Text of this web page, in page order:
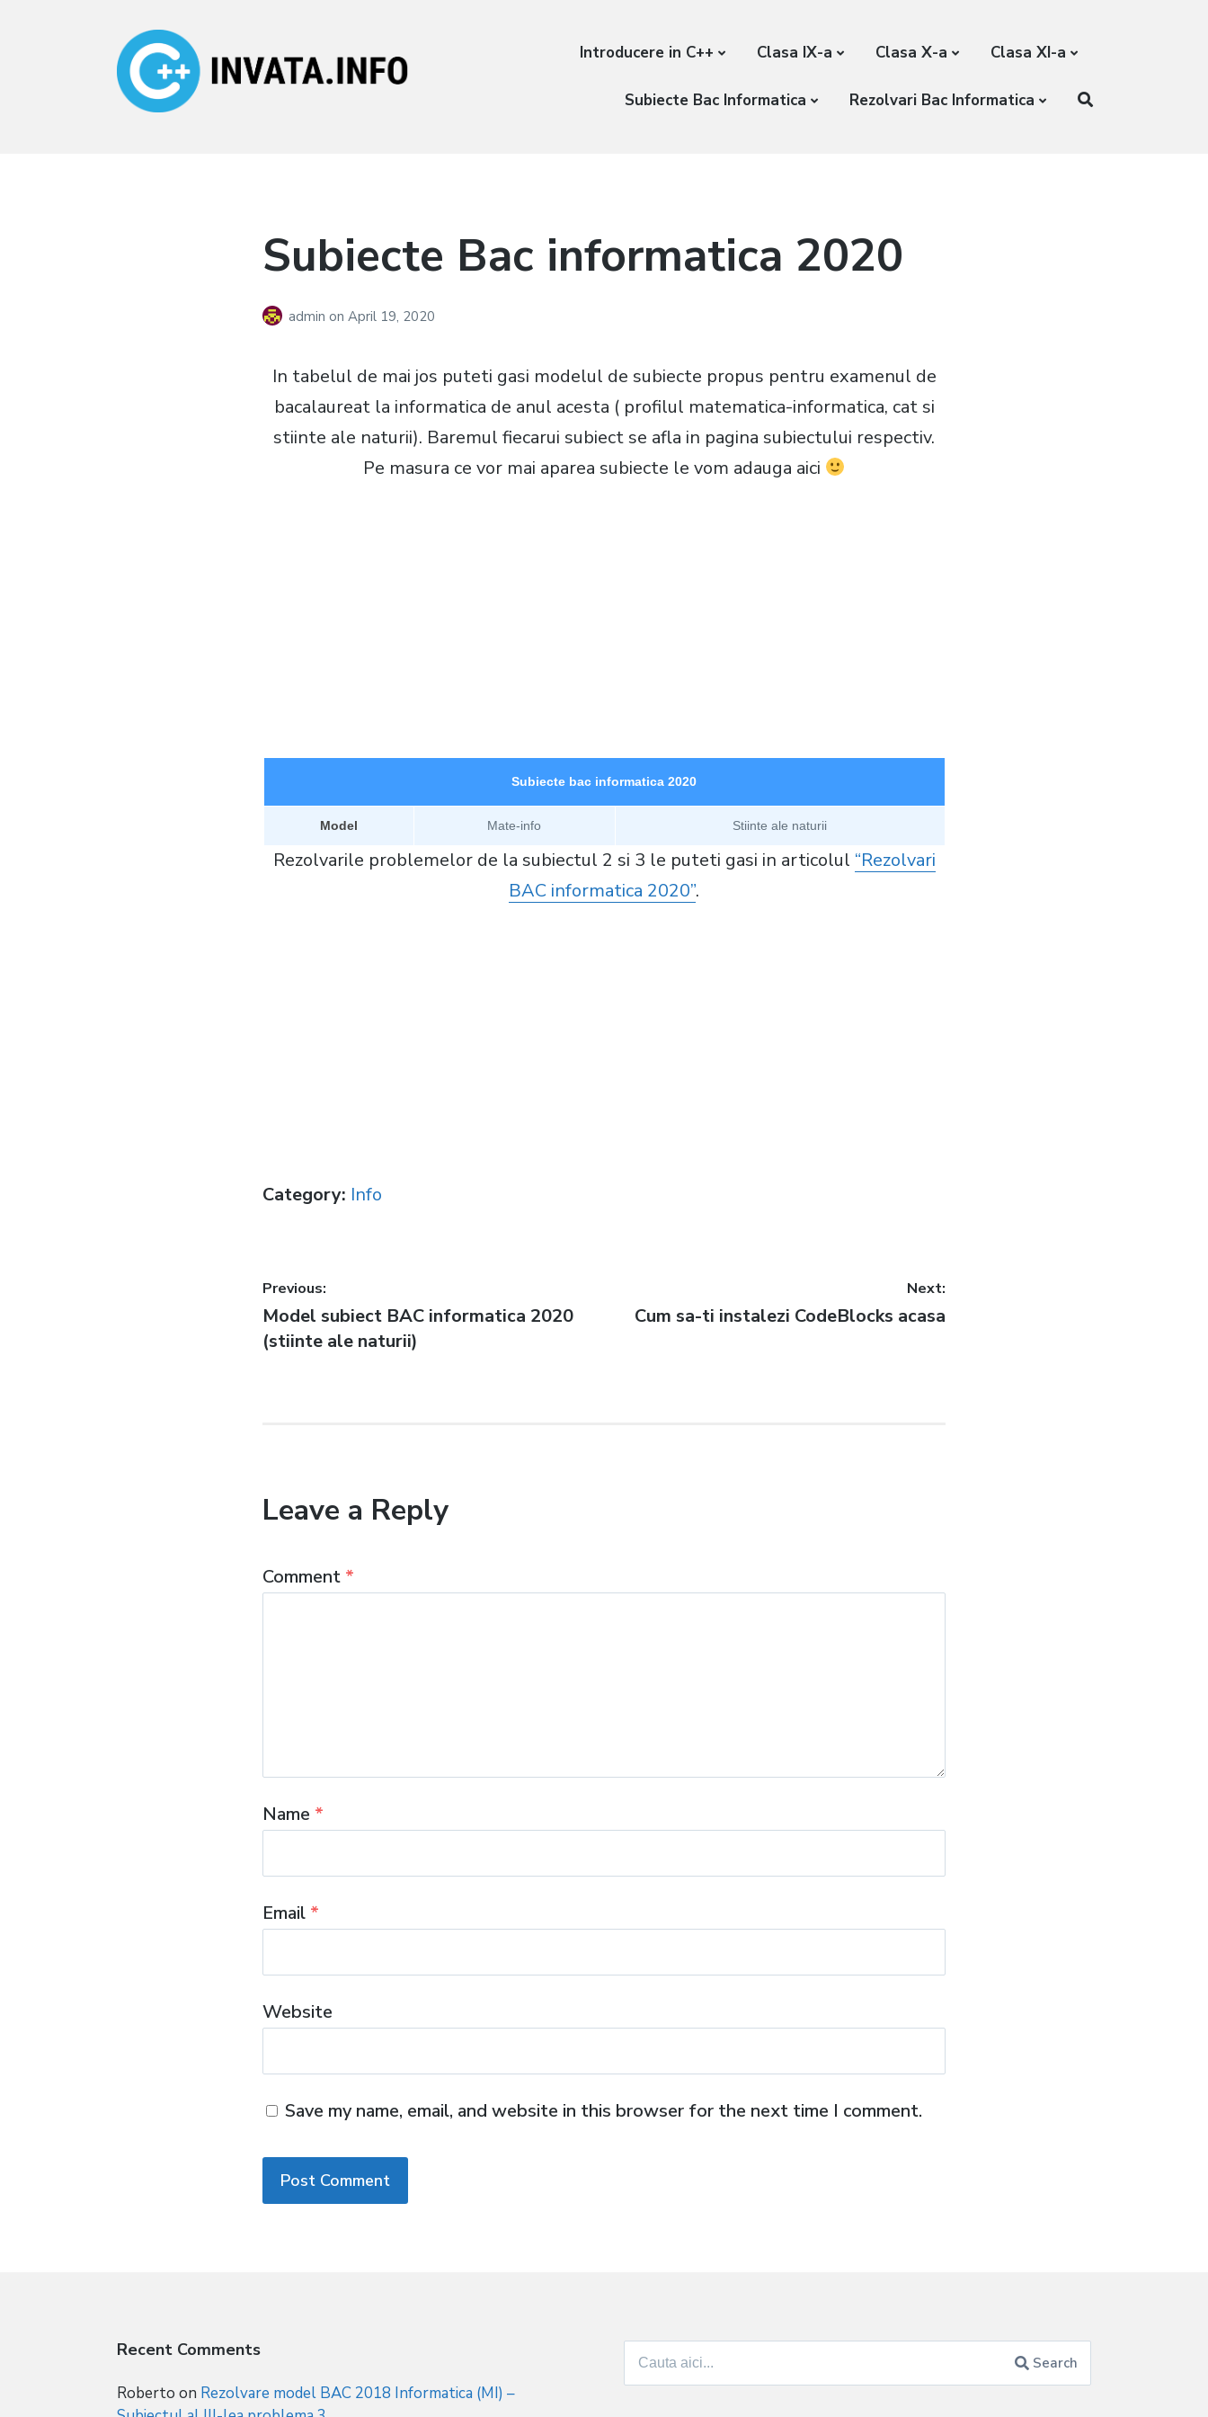
Introducere in C++ Clasa IX-a Clasa X-a Clasa XI-a
Subiecte Bac Informatica Rezolvari Bac Informatica
Subiecte Bac informatica 2020
adminon April 19, 2020
In tabelul de mai jos puteti gasi modelul de subiecte propus pentru examenul de
bacalaureat la informatica de anul acesta ( profilul matematica-informatica, cat si
stiinte ale naturii). Baremul fiecarui subiect se afla in pagina subiectului respectiv.
Pe masura ce vor mai aparea subiecte le vom adauga aici
Subiecte bac informatica 2020
Model Mate-info Stiinte ale naturii
Rezolvarile problemelor de la subiectul 2 si 3 le puteti gasi in articolul “Rezolvari
BAC informatica 2020”.
Category: Info
Post
navigation
Previous:
Previous
post:
Model subiect BAC informatica 2020
(stiinte ale naturii)
Next:
Next
Cum sa-ti instalezi CodeBlocks acasa
Leave a Reply
Comment *
Name *
Email *
Website
Save my name, email, and website in this browser for the next time I comment.
Recent Comments
Roberto on Rezolvare model BAC 2018 Informatica (MI) –
Search
for:
Search